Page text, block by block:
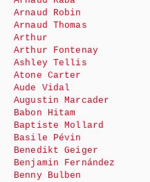
Arnaud Robin
Arnaud Thomas
Arthur
Arthur Fontenay
Ashley Tellis
Atone Carter
Aude Vidal
Augustin Marcader
Babon Hitam
Baptiste Mollard
Basile Pévin
Benedikt Geiger
Benjamin Fernández
Benny Bulben